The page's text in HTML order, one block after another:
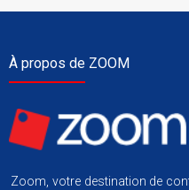
À propos de ZOOM
Zoom, votre destination de